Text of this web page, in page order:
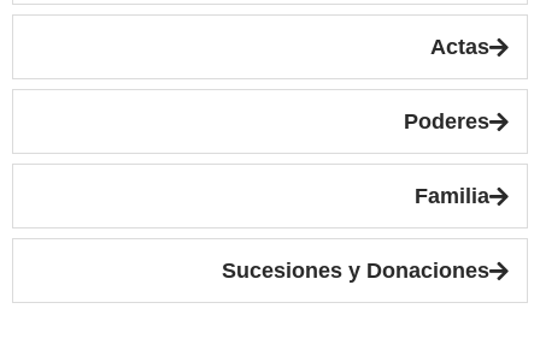
Actas
Poderes
Familia
Sucesiones y Donaciones